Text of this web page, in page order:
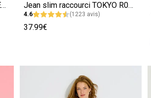
Jean raccourci bootcut TROPEZ RB02 femme Jean slim raccourci TOKYO R01 femme
4.6 (1223 avis)
37.99€